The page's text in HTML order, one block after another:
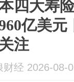
四大寿
亿美元
注
财经 2026-08-